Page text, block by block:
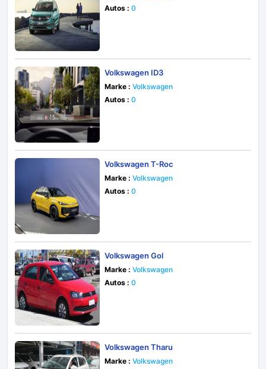
Autos : 0
Volkswagen ID3
Marke : Volkswagen
Autos : 0
Volkswagen T-Roc
Marke : Volkswagen
Autos : 0
Volkswagen Gol
Marke : Volkswagen
Autos : 0
Volkswagen Tharu
Marke : Volkswagen